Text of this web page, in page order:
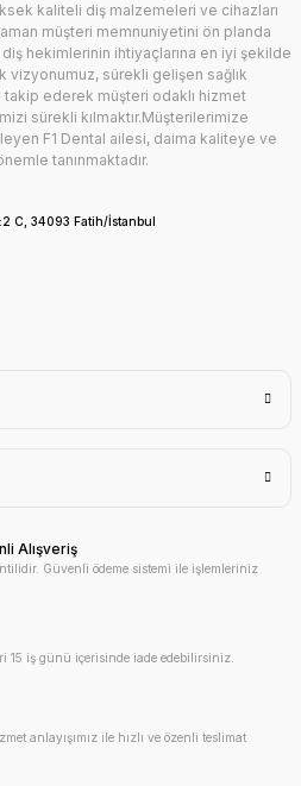
kaliteli diş malzemeleri ve cihazları
müşteri memnuniyetini ön planda
hekimlerinin ihtiyaçlarına en iyi şekilde
vizyonumuz, sürekli gelişen sağlık
ederek müşteri odaklı hizmet
sürekli kılmaktır.Müşterilerimize
F1 Dental ailesi, daima kaliteye ve
tanınmaktadır.
C, 34093 Fatih/İstanbul
Alışveriş
Güvenli ödeme sistemi ile işlemleriniz
15 iş günü içerisinde iade edebilirsiniz.
anlayışımız ile hızlı ve özenli teslimat